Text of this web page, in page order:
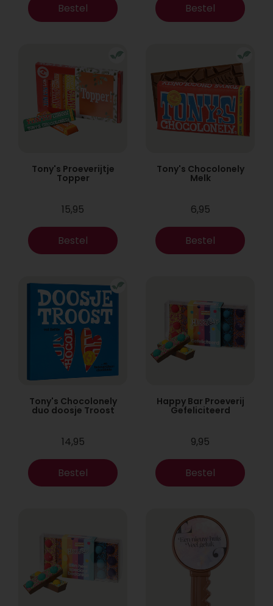
Bestel Bestel
Tony's Proeverijtje
Topper
15,95
Bestel
Tony's Chocolonely
Melk
6,95
Bestel
Tony's Chocolonely
duo doosje Troost
14,95
Bestel
Happy Bar Proeverij
Gefeliciteerd
9,95
Bestel